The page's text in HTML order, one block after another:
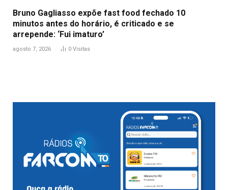
Bruno Gagliasso expõe fast food fechado 10
minutos antes do horário, é criticado e se
arrepende: ‘Fui imaturo’
agosto 7, 2026 0 Visitas